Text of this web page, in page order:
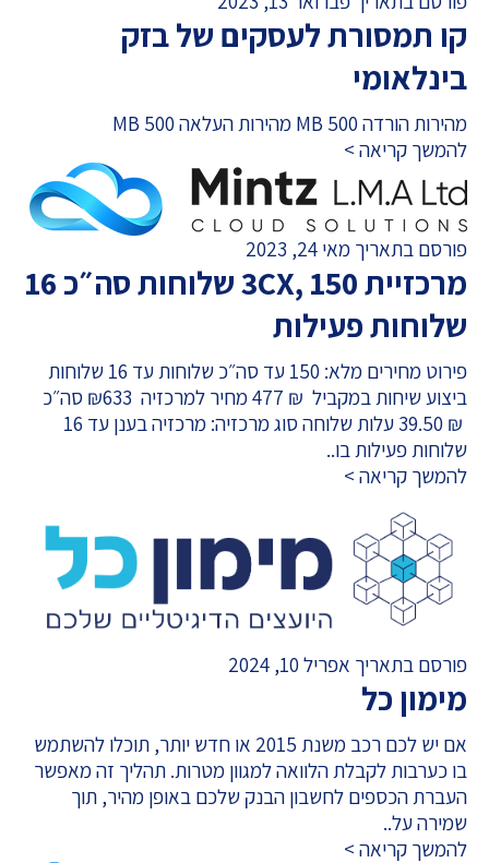
קו תמסורת לעסקים של בזק
בינלאומי
מהירות הורדה 500 MB מהירות העלאה 500 MB
להמשך קריאה >
פורסם בתאריך מאי 24, 2023
מרכזיית 3CX, 150 שלוחות סה״כ 16
שלוחות פעילות
פירוט מחירים מלא: 150 עד סה״כ שלוחות עד 16 שלוחות
ביצוע שיחות במקביל ₪ 477 מחיר למרכזיה ₪633 סה״כ
₪ 39.50 עלות שלוחה סוג מרכזיה: מרכזיה בענן עד 16
שלוחות פעילות בו..
להמשך קריאה >
פורסם בתאריך אפריל 10, 2024
מימון כל
אם יש לכם רכב משנת 2015 או חדש יותר, תוכלו להשתמש
בו כערבות לקבלת הלוואה למגוון מטרות. תהליך זה מאפשר
העברת הכספים לחשבון הבנק שלכם באופן מהיר, תוך
שמירה על..
להמשך קריאה >